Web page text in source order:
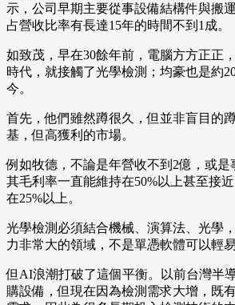
示，公司早期主要從事設備結構件與搬
占營收比率有長達15年的時間不到1成。
如致茂，早在30餘年前，電腦方方正正
時代，就接觸了光學檢測；均豪也是約
今。
首先，他們雖然蹲很久，但並非盲目的
基，但高獲利的市場。
例如牧德，不論是年營收不到2億，或是
其毛利率一直能維持在50%以上甚至接
在25%以上。
光學檢測必須結合機械、演算法、光學
力非常大的領域，不是單憑軟體可以輕易
但AI浪潮打破了這個平衡。以前台灣半
購設備，但現在因為檢測需求大增，既